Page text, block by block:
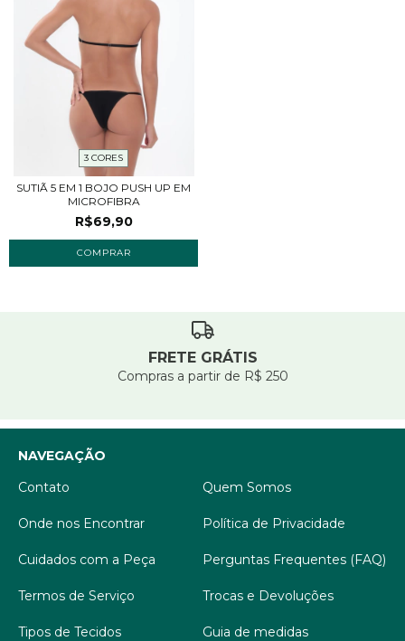
3 CORES
SUTIÃ 5 EM 1 BOJO PUSH UP EM
MICROFIBRA
R$69,90
COMPRAR
FRETE GRÁTIS
Compras a partir de R$ 250
NAVEGAÇÃO
Contato
Quem Somos
Onde nos Encontrar Política de Privacidade
Cuidados com a Peça Perguntas Frequentes (FAQ)
Termos de Serviço Trocas e Devoluções
Tipos de Tecidos Guia de medidas